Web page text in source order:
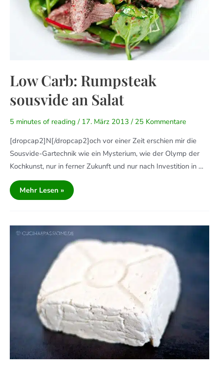
Low Carb: Rumpsteak
sousvide an Salat
5 minutes of reading / 17. März 2013/ 25 Kommentare
[dropcap2]N[/dropcap2]och vor einer Zeit erschien mir die
Sousvide-Gartechnik wie ein Mysterium, wie der Olymp der
Kochkunst, nur in ferner Zukunft und nur nach Investition in …
Mehr Lesen »
Selbst
Gemachter